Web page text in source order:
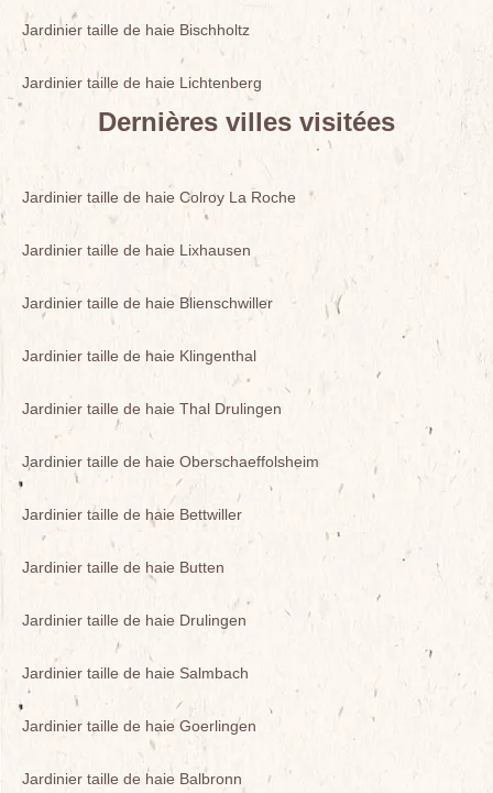
Jardinier taille de haie Bischholtz
Jardinier taille de haie Lichtenberg
Dernières villes visitées
Jardinier taille de haie Colroy La Roche
Jardinier taille de haie Lixhausen
Jardinier taille de haie Blienschwiller
Jardinier taille de haie Klingenthal
Jardinier taille de haie Thal Drulingen
Jardinier taille de haie Oberschaeffolsheim
Jardinier taille de haie Bettwiller
Jardinier taille de haie Butten
Jardinier taille de haie Drulingen
Jardinier taille de haie Salmbach
Jardinier taille de haie Goerlingen
Jardinier taille de haie Balbronn